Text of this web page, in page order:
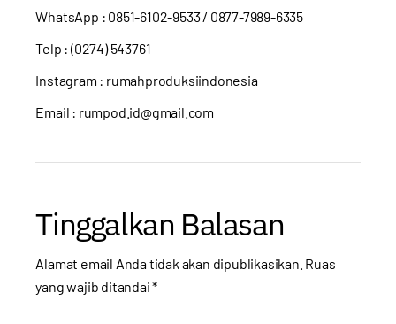
WhatsApp : 0851-6102-9533/ 0877-7989-6335
Telp : (0274) 543761
Instagram : rumahproduksiindonesia
Email : rumpod.id@gmail.com
Tinggalkan Balasan
Alamat email Anda tidak akan dipublikasikan. Ruas
yang wajib ditandai*